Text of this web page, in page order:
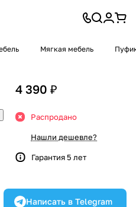
Мягкая мебель
4 390 ₽
Распродано
Нашли дешевле?
Гарантия 5 лет
Написать в Telegram